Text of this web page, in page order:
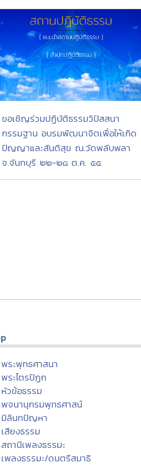
ขอเชิญร่วมปฏิบัติธรรมวิปัสสนา
กรรมฐาน อบรมพัฒนาจิตเพื่อให้เกิด
ปัญญาและสันติสุข ณ.วัดพลับพลา
จ.จันทบุรี ๒๒-๒๘ ต.ค. ๕๕
พระพุทธศาสนา
พระไตรปิฏก
หัวข้อธรรม
พจนานุกรมพุทธศาสน์
มิลินทปัญหา
เสียงธรรม
สถานีเพลงธรรมะ
เพลงธรรมะ/ดนตรีสมาธิ